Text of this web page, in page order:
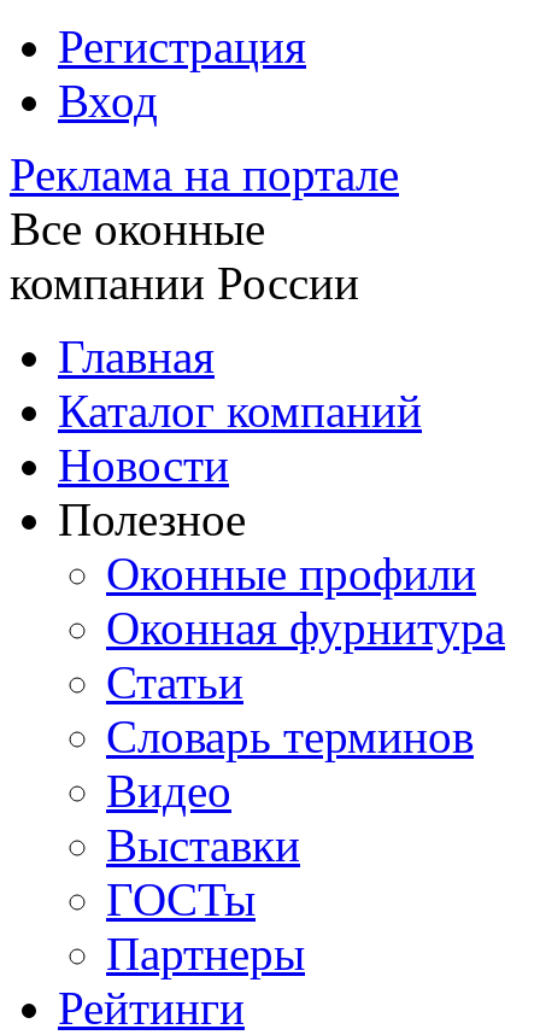
Регистрация
Вход
Реклама на портале
Все оконные
компании России
Главная
Каталог компаний
Новости
Полезное
Оконные профили
Оконная фурнитура
Статьи
Словарь терминов
Видео
Выставки
ГОСТы
Партнеры
Рейтинги